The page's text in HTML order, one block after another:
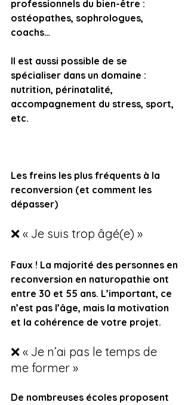
professionnels du bien-être :
ostéopathes, sophrologues,
coachs…
Il est aussi possible de se
spécialiser dans un domaine :
nutrition, périnatalité,
accompagnement du stress, sport,
etc.
Les freins les plus fréquents à la
reconversion (et comment les
dépasser)
❌ « Je suis trop âgé(e) »
Faux ! La majorité des personnes en
reconversion en naturopathie ont
entre 30 et 55 ans. L’important, ce
n’est pas l’âge, mais la motivation
et la cohérence de votre projet.
❌ « Je n’ai pas le temps de
me former »
De nombreuses écoles proposent